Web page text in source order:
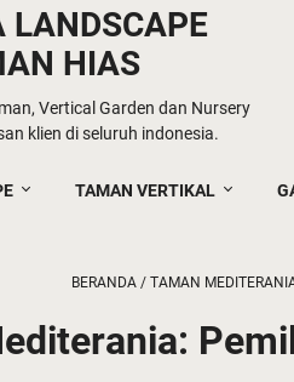
LANDSCAPE
HIAS
Vertical Garden dan Nursery
klien di seluruh indonesia.
TAMAN VERTIKAL
BERANDA / TAMAN